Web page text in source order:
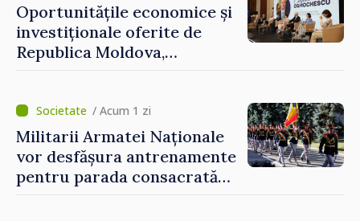
Oportunitățile economice și
investiționale oferite de
Republica Moldova,
Forumul Diasporei
/ Acum 1 zi
Militarii Armatei Naționale
vor desfășura antrenamente
pentru parada consacrată